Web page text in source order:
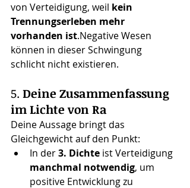
von Verteidigung, weil kein
Trennungserleben mehr
vorhanden ist.Negative Wesen
können in dieser Schwingung
schlicht nicht existieren.
5. Deine Zusammenfassung
im Lichte von Ra
Deine Aussage bringt das
Gleichgewicht auf den Punkt:
In der 3. Dichte ist Verteidigung
manchmal notwendig, um
positive Entwicklung zu